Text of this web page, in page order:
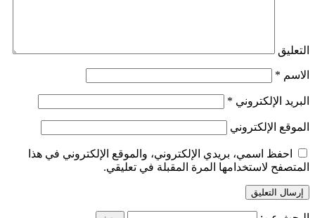
التعليق
الاسم *
البريد الإلكتروني *
الموقع الإلكتروني
احفظ اسمي، بريدي الإلكتروني، والموقع الإلكتروني في هذا
المتصفح لاستخدامها المرة المقبلة في تعليقي.